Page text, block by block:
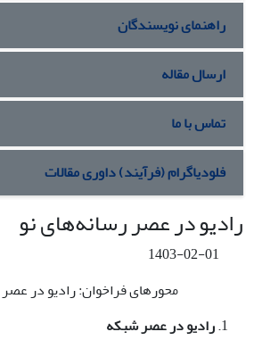
راهنمای نویسندگان
ارسال مقاله
تماس با ما
فلودیاگرام (فرآیند) داوری مقالات
رادیو در عصر رسانه‌های نو
1403-02-01
محورهای فراخوان: رادیو در
رادیو در عصر شبکه